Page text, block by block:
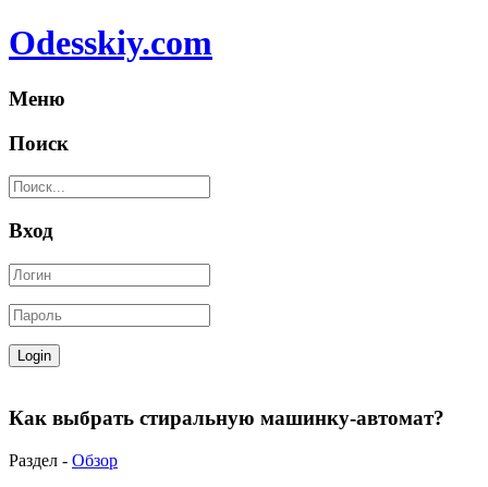
Odesskiy.com
Меню
Поиск
Вход
Как выбрать стиральную машинку-автомат?
Раздел - Обзор